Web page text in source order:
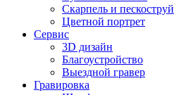
Скарпель и пескоструй
Цветной портрет
Сервис
3D дизайн
Благоустройство
Выездной гравер
Гравировка